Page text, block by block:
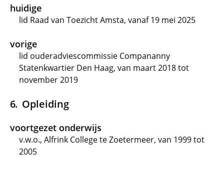
huidige
lid Raad van Toezicht Amsta, vanaf 19 mei 2025
vorige
lid ouderadviescommissie Compananny
Statenkwartier Den Haag, van maart 2018 tot
november 2019
Opleiding
voortgezet onderwijs
v.w.o., Alfrink College te Zoetermeer, van 1999 tot
2005